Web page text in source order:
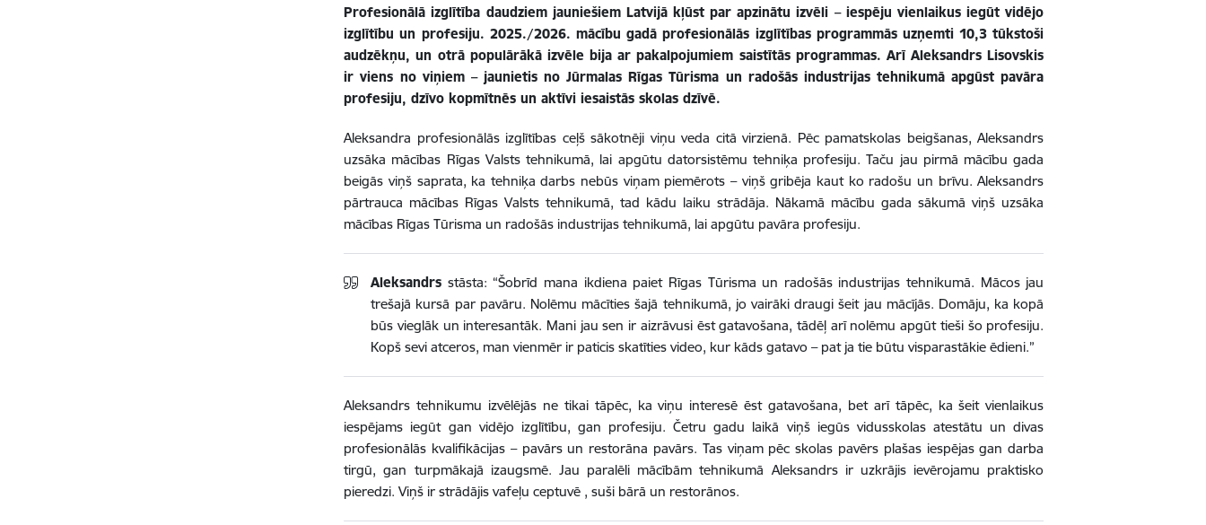
Profesionālā izglītība daudziem jauniešiem Latvijā kļūst par apzinātu izvēli – iespēju vienlaikus iegūt vidējo
izglītību un profesiju. 2025./2026. mācību gadā profesionālās izglītības programmās uzņemti 10,3 tūkstoši
audzēkņu, un otrā populārākā izvēle bija ar pakalpojumiem saistītās programmas. Arī Aleksandrs Lisovskis
ir viens no viņiem – jaunietis no Jūrmalas Rīgas Tūrisma un radošās industrijas tehnikumā apgūst pavāra
profesiju, dzīvo kopmītnēs un aktīvi iesaistās skolas dzīvē.
Aleksandra profesionālās izglītības ceļš sākotnēji viņu veda citā virzienā. Pēc pamatskolas beigšanas, Aleksandrs
uzsāka mācības Rīgas Valsts tehnikumā, lai apgūtu datorsistēmu tehniķa profesiju. Taču jau pirmā mācību gada
beigās viņš saprata, ka tehniķa darbs nebūs viņam piemērots – viņš gribēja kaut ko radošu un brīvu. Aleksandrs
pārtrauca mācības Rīgas Valsts tehnikumā, tad kādu laiku strādāja. Nākamā mācību gada sākumā viņš uzsāka
mācības Rīgas Tūrisma un radošās industrijas tehnikumā, lai apgūtu pavāra profesiju.
Aleksandrs stāsta: “Šobrīd mana ikdiena paiet Rīgas Tūrisma un radošās industrijas tehnikumā. Mācos jau
trešajā kursā par pavāru. Nolēmu mācīties šajā tehnikumā, jo vairāki draugi šeit jau mācījās. Domāju, ka kopā
būs vieglāk un interesantāk. Mani jau sen ir aizrāvusi ēst gatavošana, tādēļ arī nolēmu apgūt tieši šo profesiju.
Kopš sevi atceros, man vienmēr ir paticis skatīties video, kur kāds gatavo – pat ja tie būtu visparastākie ēdieni.”
Aleksandrs tehnikumu izvēlējās ne tikai tāpēc, ka viņu interesē ēst gatavošana, bet arī tāpēc, ka šeit vienlaikus
iespējams iegūt gan vidējo izglītību, gan profesiju. Četru gadu laikā viņš iegūs vidusskolas atestātu un divas
profesionālās kvalifikācijas – pavārs un restorāna pavārs. Tas viņam pēc skolas pavērs plašas iespējas gan darba
tirgū, gan turpmākajā izaugsmē. Jau paralēli mācībām tehnikumā Aleksandrs ir uzkrājis ievērojamu praktisko
pieredzi. Viņš ir strādājis vafeļu ceptuvē , suši bārā un restorānos.